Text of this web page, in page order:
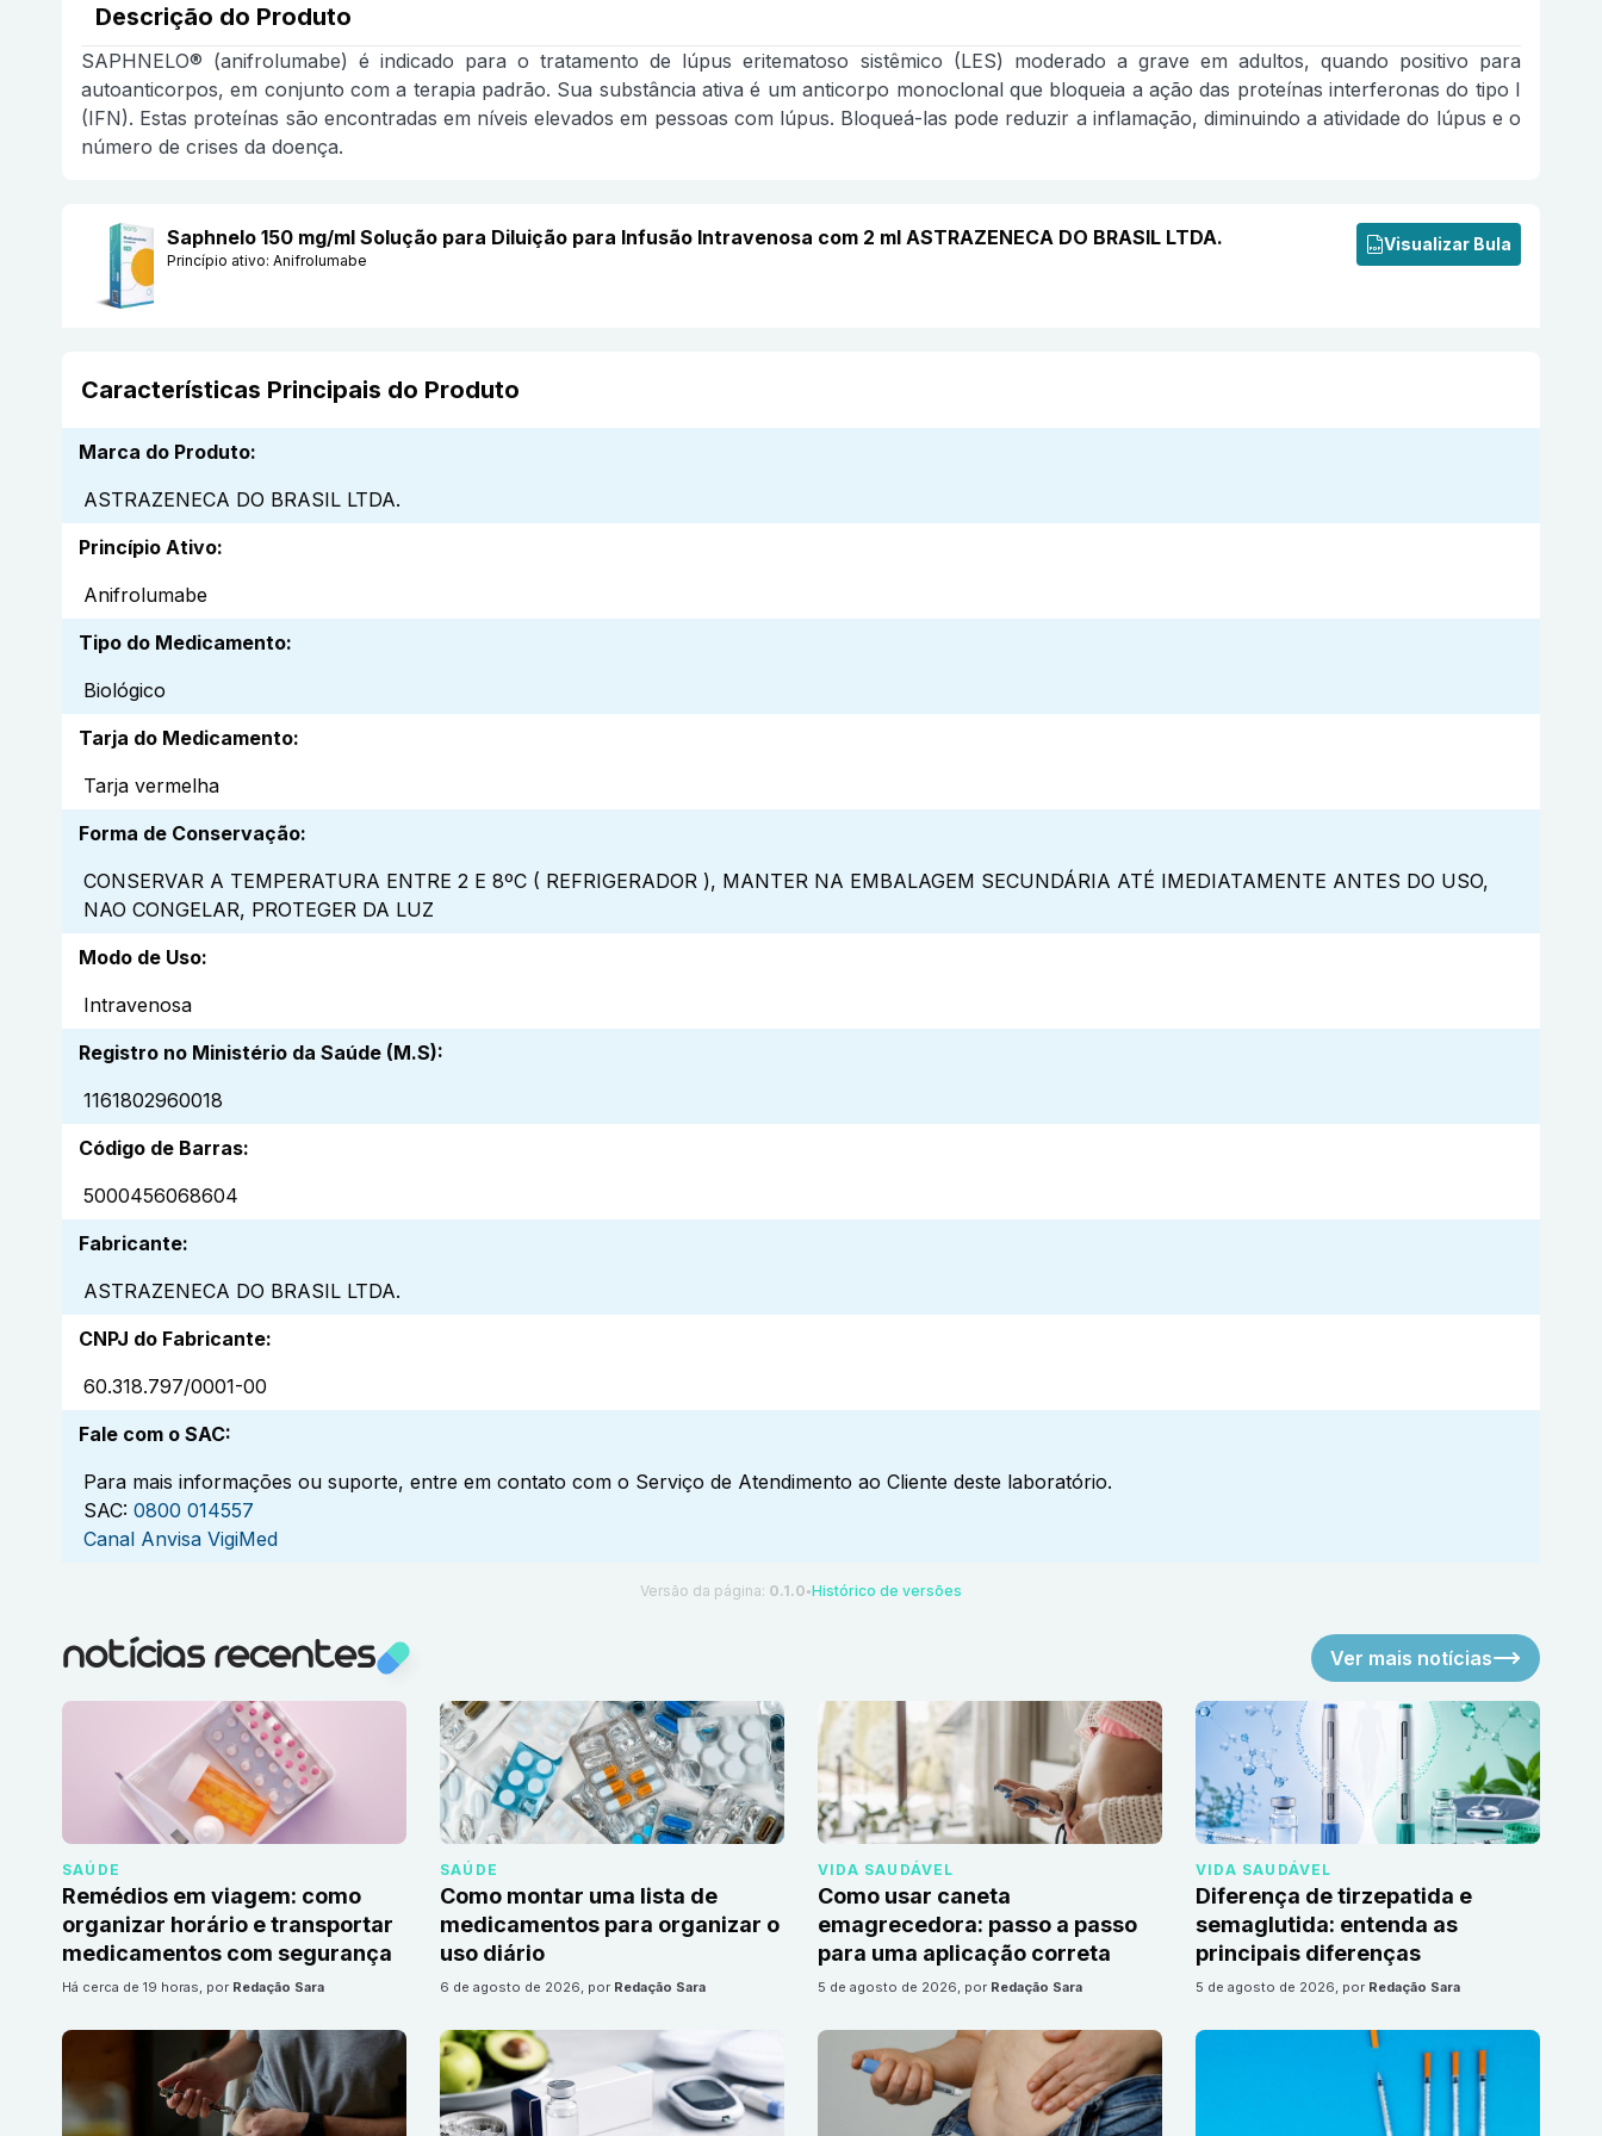
Descrição do Produto
SAPHNELO® (anifrolumabe) é indicado para o tratamento de lúpus eritematoso sistêmico (LES) moderado a grave em adultos, quando positivo para
autoanticorpos, em conjunto com a terapia padrão. Sua substância ativa é um anticorpo monoclonal que bloqueia a ação das proteínas interferonas do tipo I
(IFN). Estas proteínas são encontradas em níveis elevados em pessoas com lúpus. Bloqueá-las pode reduzir a inflamação, diminuindo a atividade do lúpus e o
número de crises da doença.
Saphnelo 150 mg/ml Solução para Diluição para Infusão Intravenosa com 2 ml ASTRAZENECA DO BRASIL LTDA.
Princípio ativo: Anifrolumabe
Visualizar Bula
Características Principais do Produto
Marca do Produto:
ASTRAZENECA DO BRASIL LTDA.
Princípio Ativo:
Anifrolumabe
Tipo do Medicamento:
Biológico
Tarja do Medicamento:
Tarja vermelha
Forma de Conservação:
CONSERVAR A TEMPERATURA ENTRE 2 E 8ºC ( REFRIGERADOR ), MANTER NA EMBALAGEM SECUNDÁRIA ATÉ IMEDIATAMENTE ANTES DO USO,
NAO CONGELAR, PROTEGER DA LUZ
Modo de Uso:
Intravenosa
Registro no Ministério da Saúde (M.S):
1161802960018
Código de Barras:
5000456068604
Fabricante:
ASTRAZENECA DO BRASIL LTDA.
CNPJ do Fabricante:
60.318.797/0001-00
Fale com o SAC:
Para mais informações ou suporte, entre em contato com o Serviço de Atendimento ao Cliente deste laboratório.
SAC: 0800 014557
Canal Anvisa VigiMed
Versão da página: 0.1.0 ●Histórico de versões
notícias recentes Ver mais notícias
SAÚDE
Remédios em viagem: como
organizar horário e transportar
medicamentos com segurança
há cerca de 19 horas, por Redação Sara
SAÚDE
Como montar uma lista de
medicamentos para organizar o
uso diário
6 de agosto de 2026, por Redação Sara
VIDA SAUDÁVEL
Como usar caneta
emagrecedora: passo a passo
para uma aplicação correta
5 de agosto de 2026, por Redação Sara
VIDA SAUDÁVEL
Diferença de tirzepatida e
semaglutida: entenda as
principais diferenças
5 de agosto de 2026, por Redação Sara